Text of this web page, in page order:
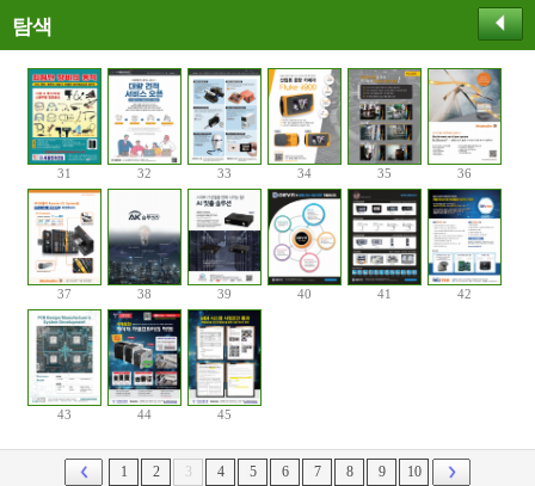
탐색
31 32 33 34 35 36
37 38 39 40 41 42
43 44 45
1 2 3 4 5 6 7 8 9 10